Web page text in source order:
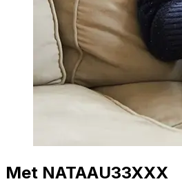
Met NATAAU33XXX